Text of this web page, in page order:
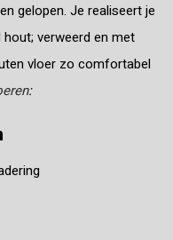
gelopen. Je realiseert je
verweerd en met
vloer zo comfortabel
: